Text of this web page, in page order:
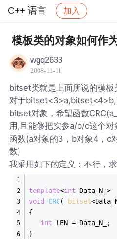
C++ 语言 加入
社区 C++ 语言 帖子
模板类的对象如何作
wgq2633
2008-11-11
bitset类就是上面所说的模板
对于
bitset对象，希望函数
用,且能够把实参a/b/c这个
函数(a对象的3，b对象4，c
数)
我采用如下的定义：不行，
template<int Data_N_>
void
CRC( bitset
{
int LEN = Data_N_;
}